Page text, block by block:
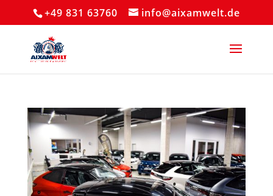
+49 831 63760 info@aixamwelt.de